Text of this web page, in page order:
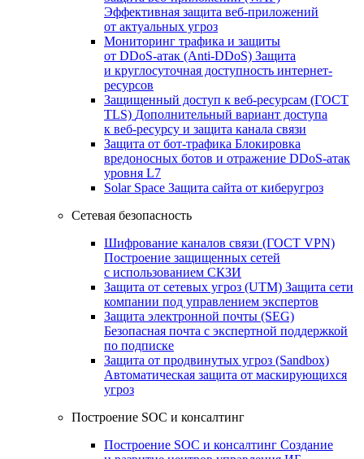
Эффективная защита веб-приложений
от актуальных угроз
Мониторинг трафика и защиты
от DDoS‑атак (Anti‑DDoS) Защита
и круглосуточная доступность интернет-
ресурсов
Защищенный доступ к веб-ресурсам (ГОСТ
TLS) Дополнительный вариант доступа
к веб‑ресурсу и защита канала связи
Защита от бот‑трафика Блокировка
вредоносных ботов и отражение DDoS‑атак
уровня L7
Solar Space Защита сайта от киберугроз
Сетевая безопасность
Шифрование каналов связи (ГОСТ VPN)
Построение защищенных сетей
с использованием СКЗИ
Защита от сетевых угроз (UTM) Защита сети
компании под управлением экспертов
Защита электронной почты (SEG)
Безопасная почта с экспертной поддержкой
по подписке
Защита от продвинутых угроз (Sandbox)
Автоматическая защита от маскирующихся
угроз
Построение SOC и консалтинг
Построение SOC и консалтинг Создание